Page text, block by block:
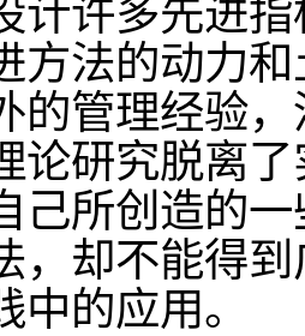
计许多先进
方法的动力
的管理经验
论研究脱离
己所创造的
，却不能得
中的应用。